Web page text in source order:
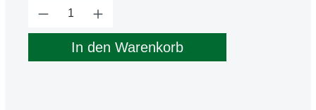
Produkt Anzahl: Gib den gewünschten
In den Warenkorb